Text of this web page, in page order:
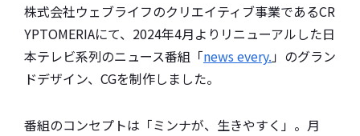
株式会社ウェブライフのクリエイティブ事業であるCR
YPTOMERIAにて、2024年4月よりリニューアルした日
本テレビ系列のニュース番組「news every.」のグラン
ドデザイン、CGを制作しました。
番組のコンセプトは「ミンナが、生きやすく」。月